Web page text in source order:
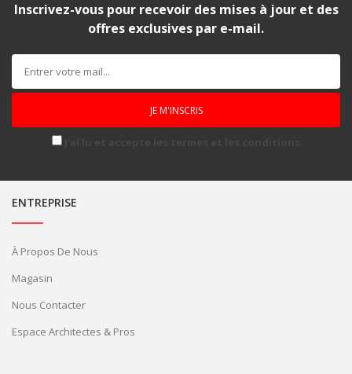
Inscrivez-vous pour recevoir des mises à jour et des
offres exclusives par e-mail.
ENTREPRISE
À Propos De Nous
Magasin
Nous Contacter
Espace Architectes & Pros